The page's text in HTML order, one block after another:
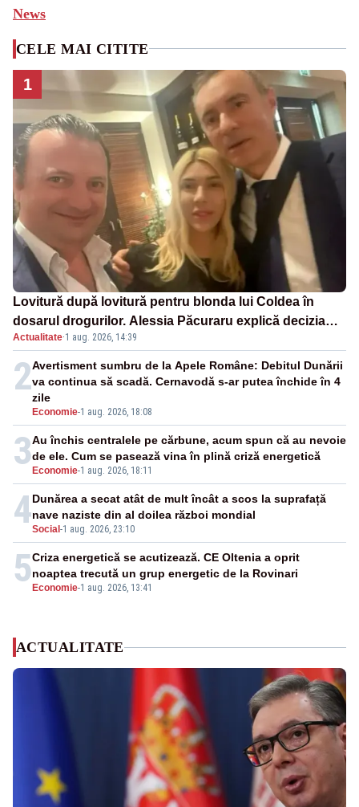
News
CELE MAI CITITE
1
Lovitură după lovitură pentru blonda lui Coldea în
dosarul drogurilor. Alessia Păcuraru explică decizia
magistraților
Actualitate·1 aug. 2026, 14:39
2
Economie-1 aug. 2026, 18:08
Avertisment sumbru de la Apele Române: Debitul Dunării
va continua să scadă. Cernavodă s-ar putea închide în 4
zile
3 Economie-1 aug. 2026, 18:11
Au închis centralele pe cărbune, acum spun că au nevoie
de ele. Cum se pasează vina în plină criză energetică
4Social -1 aug. 2026, 23:10
Dunărea a secat atât de mult încât a scos la suprafață
nave naziste din al doilea război mondial
5 Economie-1 aug. 2026, 13:41
Criza energetică se acutizează. CE Oltenia a oprit
noaptea trecută un grup energetic de la Rovinari
ACTUALITATE